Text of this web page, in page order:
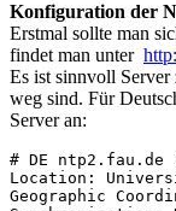
Konfiguration der
Erstmal sollte man
findet man unter
Es ist sinnvoll
weg sind. Für
Server an:
# DE ntp2.fau.de
Location:
Geographic